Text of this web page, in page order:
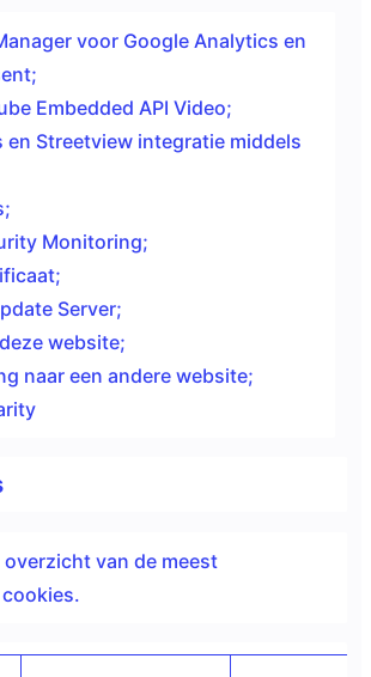
voor Google Analytics en
Embedded API Video;
en Streetview integratie middels
Monitoring;
Server;
website;
naar een andere website;
overzicht van de meest